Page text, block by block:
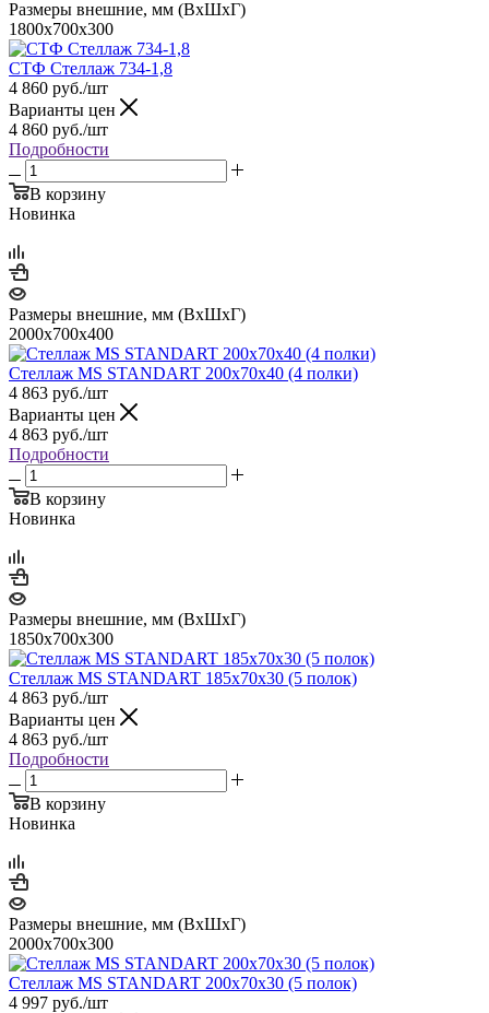
Размеры внешние, мм (ВхШхГ)
1800х700х300
СТФ Стеллаж 734-1,8
4 860 руб./шт
Варианты цен
4 860 руб./шт
Подробности
В корзину
Новинка
Размеры внешние, мм (ВхШхГ)
2000x700x400
Стеллаж MS STANDART 200х70х40 (4 полки)
4 863 руб./шт
Варианты цен
4 863 руб./шт
Подробности
В корзину
Новинка
Размеры внешние, мм (ВхШхГ)
1850x700x300
Стеллаж MS STANDART 185х70х30 (5 полок)
4 863 руб./шт
Варианты цен
4 863 руб./шт
Подробности
В корзину
Новинка
Размеры внешние, мм (ВхШхГ)
2000x700x300
Стеллаж MS STANDART 200х70х30 (5 полок)
4 997 руб./шт